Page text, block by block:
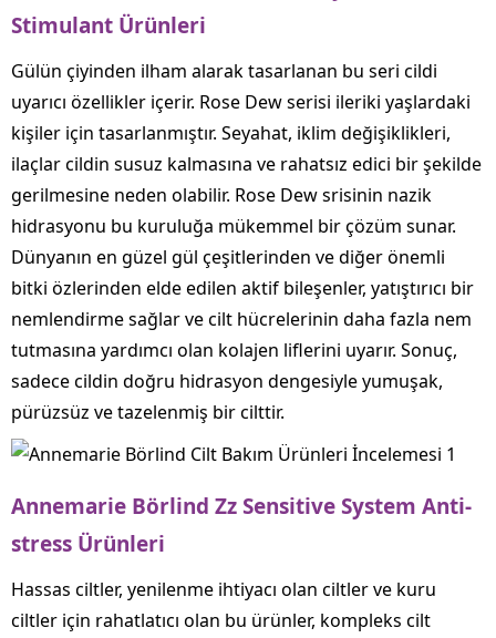
Stimulant Ürünleri
Gülün çiyinden ilham alarak tasarlanan bu seri cildi
uyarıcı özellikler içerir. Rose Dew serisi ileriki yaşlardaki
kişiler için tasarlanmıştır. Seyahat, iklim değişiklikleri,
ilaçlar cildin susuz kalmasına ve rahatsız edici bir şekilde
gerilmesine neden olabilir. Rose Dew srisinin nazik
hidrasyonu bu kuruluğa mükemmel bir çözüm sunar.
Dünyanın en güzel gül çeşitlerinden ve diğer önemli
bitki özlerinden elde edilen aktif bileşenler, yatıştırıcı bir
nemlendirme sağlar ve cilt hücrelerinin daha fazla nem
tutmasına yardımcı olan kolajen liflerini uyarır. Sonuç,
sadece cildin doğru hidrasyon dengesiyle yumuşak,
pürüzsüz ve tazelenmiş bir cilttir.
Annemarie Börlind Zz Sensitive System Anti-
stress Ürünleri
Hassas ciltler, yenilenme ihtiyacı olan ciltler ve kuru
ciltler için rahatlatıcı olan bu ürünler, kompleks cilt